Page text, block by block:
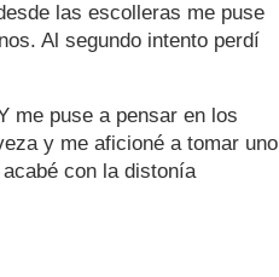
las escolleras me puse
Al segundo intento perdí
me puse a pensar en los
y me aficioné a tomar uno
con la distonía